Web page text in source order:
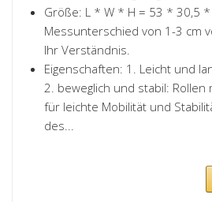
Größe: L * W * H = 53 * 30,5 *
Messunterschied von 1-3 cm
Ihr Verständnis.
Eigenschaften: 1. Leicht und
2. beweglich und stabil:
für leichte Mobilität und
des...